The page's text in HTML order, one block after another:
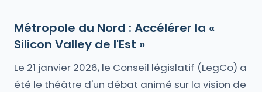
Métropole du Nord : Accélérer la «
Silicon Valley de l'Est »
Le 21 janvier 2026, le Conseil législatif (LegCo) a
été le théâtre d'un débat animé sur la vision de